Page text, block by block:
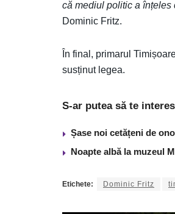
că mediul politic a înțeles
Dominic Fritz.
În final, primarul
susținut legea.
S-ar putea să te
Șase noi cetățeni de
Noapte albă la muzeul
Etichete: Dominic Fritz